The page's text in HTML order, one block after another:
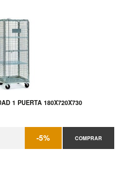
1 PUERTA 180X720X730
-5% COMPRAR